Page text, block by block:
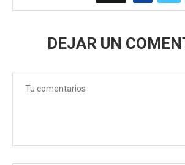
DEJAR UN